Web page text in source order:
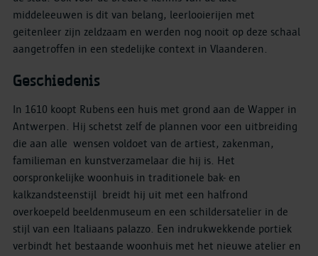
middeleeuwen is dit van belang, leerlooierijen met
geitenleer zijn zeldzaam en werden nog nooit op deze schaal
aangetroffen in een stedelijke context in Vlaanderen.
Geschiedenis
In 1610 koopt Rubens een huis met grond aan de Wapper in
Antwerpen. Hij schetst zelf de plannen voor een uitbreiding
die aan alle wensen voldoet van de artiest, zakenman,
familieman en kunstverzamelaar die hij is. Het
oorspronkelijke woonhuis in traditionele bak- en
kalkzandsteenstijl breidt hij uit met een halfrond
overkoepeld beeldenmuseum en een schildersatelier in de
stijl van een Italiaans palazzo. Een indrukwekkende portiek
verbindt het bestaande woonhuis met het nieuwe atelier en